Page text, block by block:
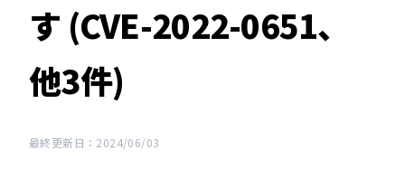
す (CVE-2022-0651、
他3件)
最終更新日：2024/06/03